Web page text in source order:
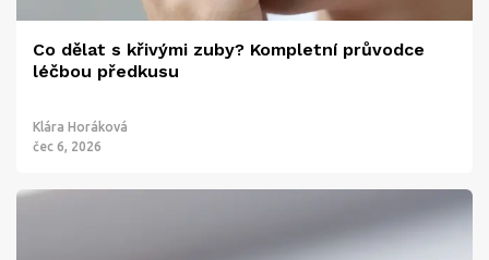
Co dělat s křivými zuby? Kompletní průvodce
léčbou předkusu
Klára Horáková
čec 6, 2026